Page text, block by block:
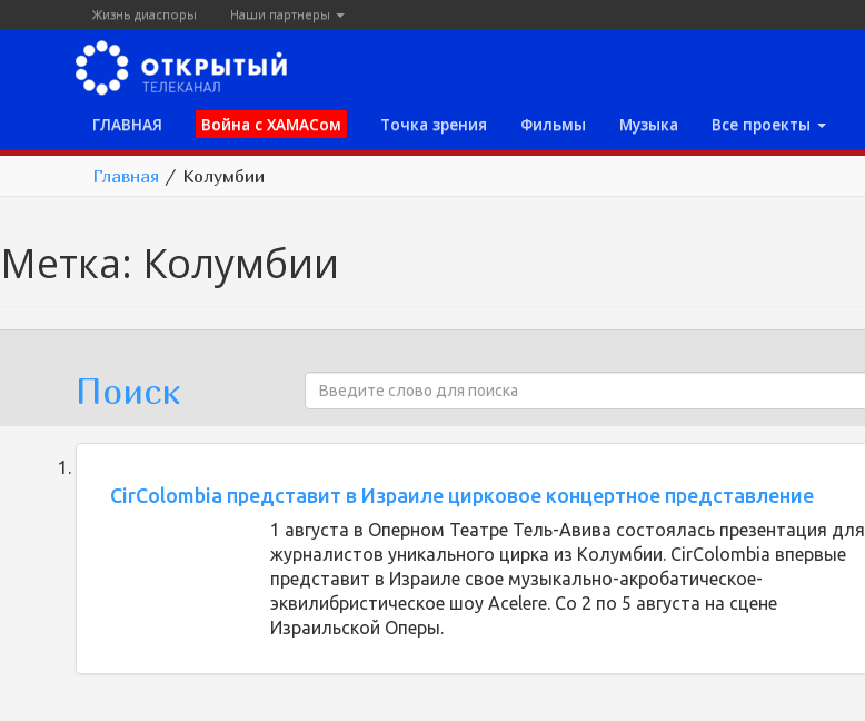
Жизнь диаспоры Наши партнеры
ГЛАВНАЯ Война с ХАМАСом Точка зрения Фильмы Музыка Все проекты
Главная / Колумбии
Метка: Колумбии
Поиск
CirColombia представит в Израиле цирковое концертное представление
1 августа в Оперном Театре Тель-Авива состоялась презентация для
журналистов уникального цирка из Колумбии. CirColombia впервые
представит в Израиле свое музыкально-акробатическое-
эквилибристическое шоу Acelere. Со 2 по 5 августа на сцене
Израильской Оперы.